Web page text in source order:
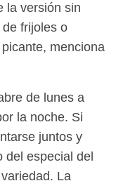
la versión sin
frijoles o
menciona
de lunes a
la noche. Si
juntos y
del especial del
La